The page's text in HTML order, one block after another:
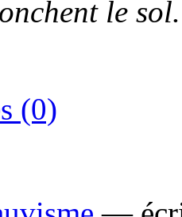
le sol.
(0)